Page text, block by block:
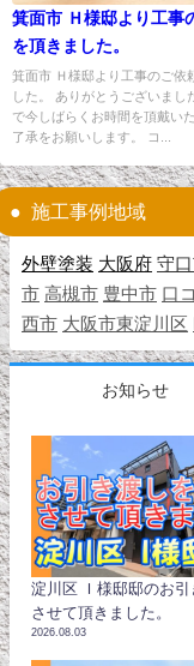
箕面市 Ｈ様邸より工事
を頂きました。
箕面市 Ｈ様邸より工事のご依
した。 ありがとうございまし
で今しばらくお時間を頂戴い
了承をお願いします。 コ...
施工事例地域
外壁塗装 大阪府 守
市 高槻市 豊中市 口
西市 大阪市東淀川区
お知らせ
淀川区 Ｉ様邸邸のお引
させて頂きました。
2026.08.03